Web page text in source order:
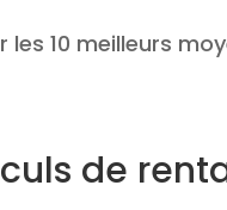
10 meilleurs
de